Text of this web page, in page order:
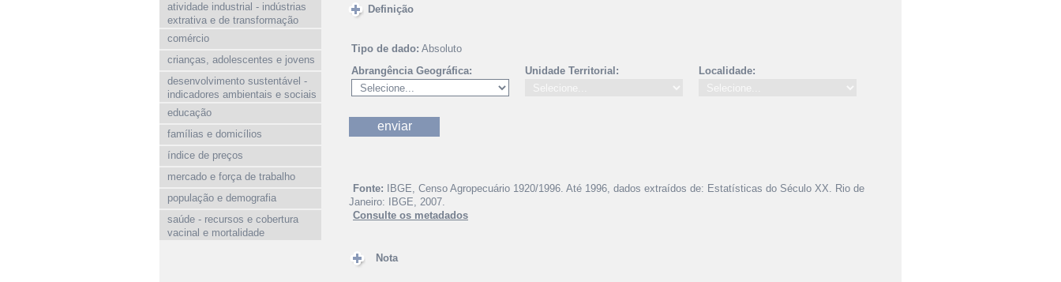
atividade industrial - indústrias
extrativa e de transformação
comércio
crianças, adolescentes e jovens
desenvolvimento sustentável -
indicadores ambientais e sociais
educação
famílias e domicílios
índice de preços
mercado e força de trabalho
população e demografia
saúde - recursos e cobertura
vacinal e mortalidade
Definição
Tipo de dado: Absoluto
Abrangência Geográfica:
Unidade Territorial: Localidade:
Fonte:
IBGE, Censo Agropecuário 1920/1996. Até 1996, dados extraídos de: Estatísticas do Século XX. Rio de
Janeiro: IBGE, 2007.
Consulte os metadados
Nota